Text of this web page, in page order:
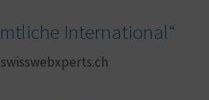
International“